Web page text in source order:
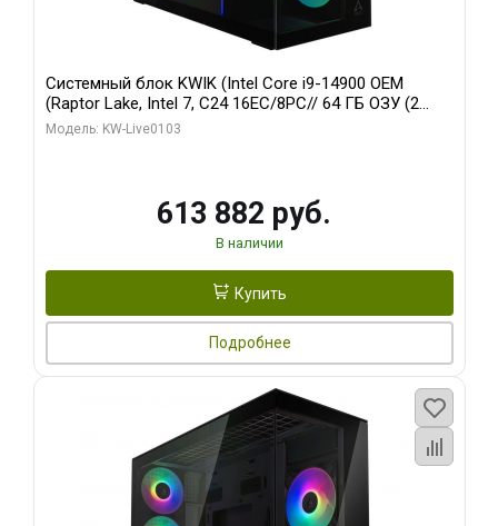
Системный блок KWIK (Intel Core i9-14900 OEM
(Raptor Lake, Intel 7, C24 16EC/8PC// 64 ГБ ОЗУ (2
модуля)/ Afox RTX4090 24GB GDDR6X 384-Bit 3xDP
Модель: KW-Live0103
613 882 руб.
В наличии
Купить
Подробнее